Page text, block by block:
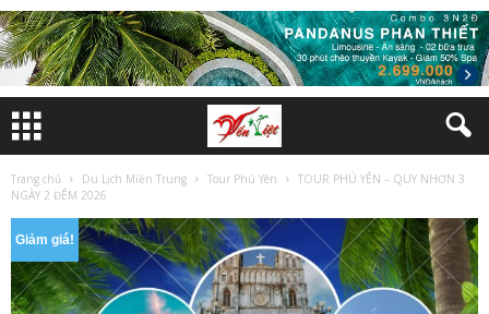
Trang chủ Du Lịch Miền Trung Tour Phú Yên
TOUR PHÚ YÊN – QUY NHƠN 3
NGÀY 2 ĐÊM 2026
Giảm giá!